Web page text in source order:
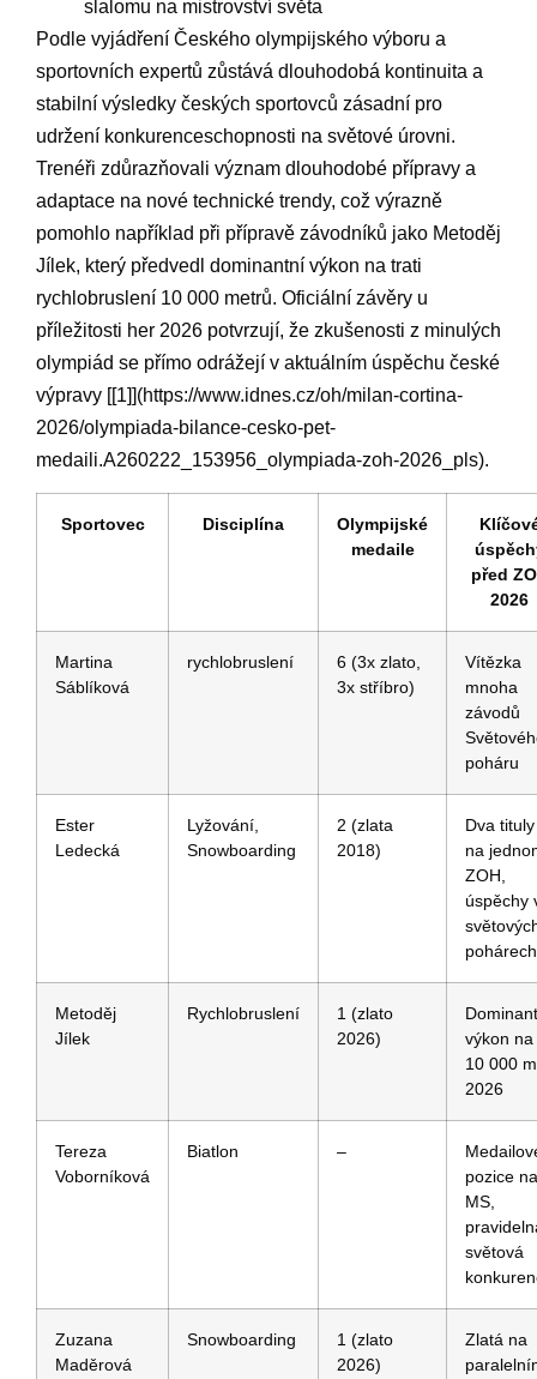
slalomu na mistrovství světa
Podle vyjádření‍ Českého⁤ olympijského výboru a
sportovních expertů zůstává dlouhodobá kontinuita a
stabilní výsledky českých ⁣sportovců zásadní pro
udržení konkurenceschopnosti ‍na⁤ světové úrovni.⁤
Trenéři zdůrazňovali význam dlouhodobé přípravy a
adaptace na nové technické ⁢trendy, což​ výrazně
pomohlo‌ například⁣ při přípravě závodníků jako Metoděj
Jílek, který předvedl dominantní výkon na trati
rychlobruslení 10 000 metrů. Oficiální závěry u
příležitosti‌ her 2026 potvrzují, že zkušenosti z minulých
olympiád se přímo odrážejí v‌ aktuálním úspěchu ⁣české⁢
výpravy [[1]](https://www.idnes.cz/oh/milan-cortina-
2026/olympiada-bilance-cesko-pet-
medaili.A260222_153956_olympiada-zoh-2026_pls).
Sportovec Disciplína
Olympijské
medaile
před
2026
Martina
Sáblíková
rychlobruslení
6⁢ (3x ⁢zlato,
3x stříbro)
Vítězka
mnoha
závodů
poháru
Ester
Ledecká
Lyžování,
Snowboarding
2 ⁣(zlata ​
2018)
Dva‍ tituly
na
ZOH,
úspěchy
pohárech
Metoděj‍
Jílek
Rychlobruslení
1 (zlato
2026)
⁣výkon ⁣na
‌10 000 m
2026
Tereza
Voborníková
Biatlon –
pozice⁣ na
⁤MS,
světová
Zuzana
Maděrová
Snowboarding
1 (zlato
2026)
Zlatá⁣ na⁣